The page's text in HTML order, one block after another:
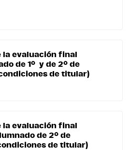
la evaluación final
de 1º y de 2º de
de titular)
evaluación final
de 2º de
de titular)